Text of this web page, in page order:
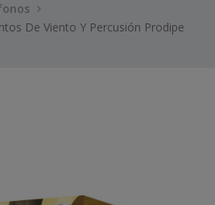
De Viento Y Percusión Prodipe